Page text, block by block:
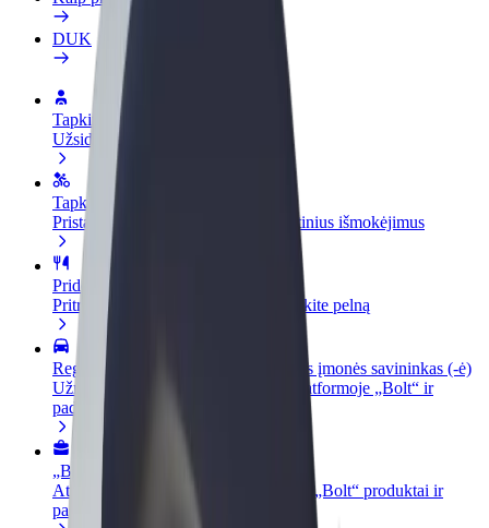
DUK
Tapkite vairuotoju (-a)
Užsidirbkite jums patogiu metu
Tapkite kurjeriu (-e)
Pristatinėkite maistą ir gaukite savaitinius išmokėjimus
Pridėti restoraną ar parduotuvę
Pritraukite daugiau klientų ir padidinkite pelną
Registruotis kaip automobilių nuomos įmonės savininkas (-ė)
Užregistruokite savo automobilius platformoje „Bolt“ ir
padidinkite pajamas
„Bolt for Business“
Atskirų įmonių poreikiams pritaikomi „Bolt“ produktai ir
paslaugos